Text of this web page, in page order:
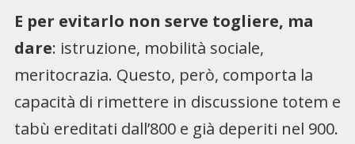
E per evitarlo non serve togliere, ma
dare: istruzione, mobilità sociale,
meritocrazia. Questo, però, comporta la
capacità di rimettere in discussione totem e
tabù ereditati dall’800 e già deperiti nel 900.